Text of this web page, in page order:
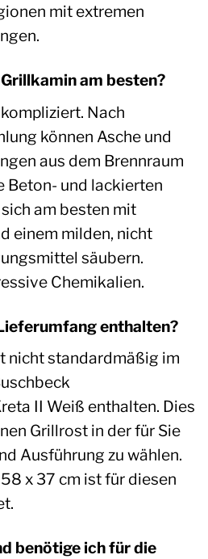
mit extremen
am besten?
Nach
können Asche und
aus dem Brennraum
Beton- und lackierten
am besten mit
einem milden, nicht
säubern.
Chemikalien.
enthalten?
nicht standardmäßig im
II Weiß enthalten. Dies
Grillrost in der für Sie
Ausführung zu wählen.
x 37 cm ist für diesen
benötige ich für die